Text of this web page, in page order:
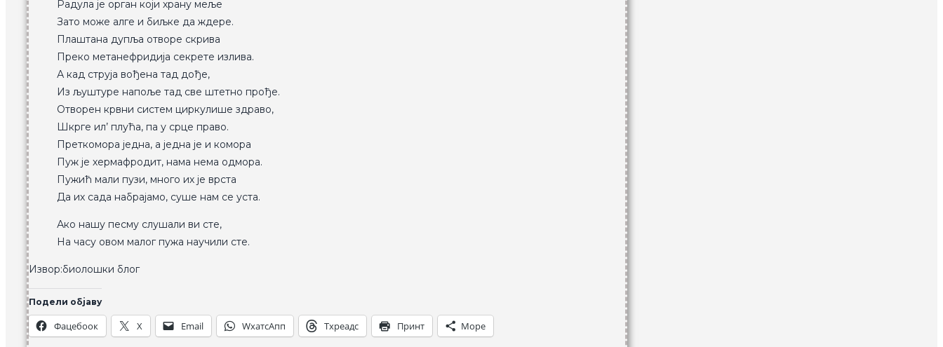
Радула је орган који храну меље
Зато може алге и биљке да ждере.
Плаштана дупља отворе скрива
Преко метанефридија секрете излива.
А кад струја вођена тад дође,
Из љуштуре напоље тад све штетно прође.
Отворен крвни систем циркулише здраво,
Шкрге ил’ плућа, па у срце право.
Преткомора једна, а једна је и комора
Пуж је хермафродит, нама нема одмора.
Пужић мали пузи, много их је врста
Да их сада набрајамо, суше нам се уста.
Ако нашу песму слушали ви сте,
На часу овом малог пужа научили сте.
Извор:биолошки блог
Подели објаву
Фацебоок X Email WхатсАпп Тхреадс Принт Море